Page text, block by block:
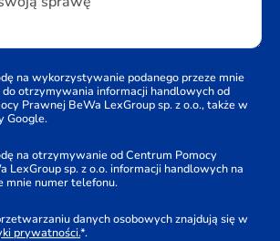
na wykorzystywanie podanego przeze mnie
otrzymywania informacji handlowych od
Prawnej BeWa LexGroup sp. z o.o., także w
Google.
na otrzymywanie od Centrum Pomocy
LexGroup sp. z o.o. informacji handlowych na
mnie numer telefonu.
danych osobowych znajdują się w
prywatności.*.